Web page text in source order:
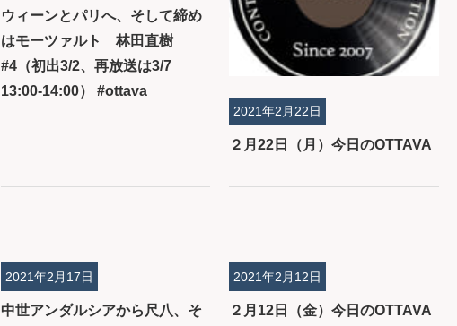
ウィーンとパリへ、そして締め
はモーツァルト 林田直樹
#4（初出3/2、再放送は3/7
13:00-14:00） #ottava
２月22日（月）今日のOTTAVA
2021年2月22日
中世アンダルシアから尺八、そ
2021年2月17日
２月12日（金）今日のOTTAVA
2021年2月12日